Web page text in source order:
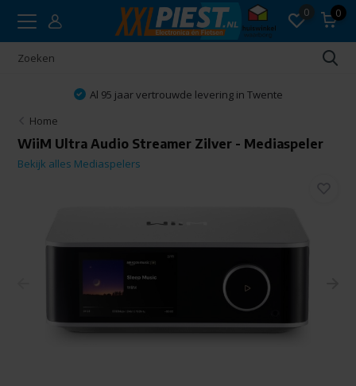
0 0
Al 95 jaar vertrouwde levering in Twente
Home
WiiM Ultra Audio Streamer Zilver - Mediaspeler
Bekijk alles Mediaspelers